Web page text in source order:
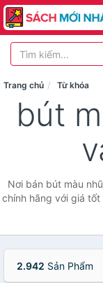
Trang chủ Từ khóa
bút
Nơi bán bút màu
chính hãng với giá tốt
2.942 Sản Phẩm